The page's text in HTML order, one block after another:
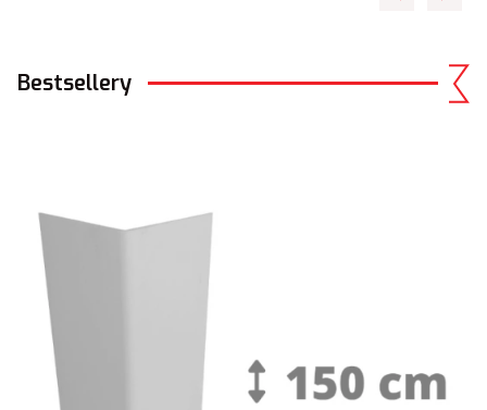
Bestsellery